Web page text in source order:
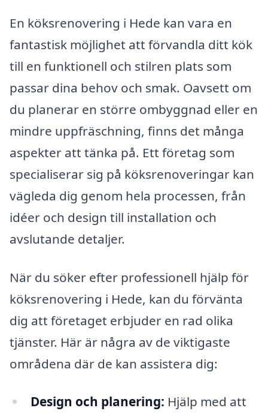
En köksrenovering i Hede kan vara en
fantastisk möjlighet att förvandla ditt kök
till en funktionell och stilren plats som
passar dina behov och smak. Oavsett om
du planerar en större ombyggnad eller en
mindre uppfräschning, finns det många
aspekter att tänka på. Ett företag som
specialiserar sig på köksrenoveringar kan
vägleda dig genom hela processen, från
idéer och design till installation och
avslutande detaljer.
När du söker efter professionell hjälp för
köksrenovering i Hede, kan du förvänta
dig att företaget erbjuder en rad olika
tjänster. Här är några av de viktigaste
områdena där de kan assistera dig:
Design och planering: Hjälp med att